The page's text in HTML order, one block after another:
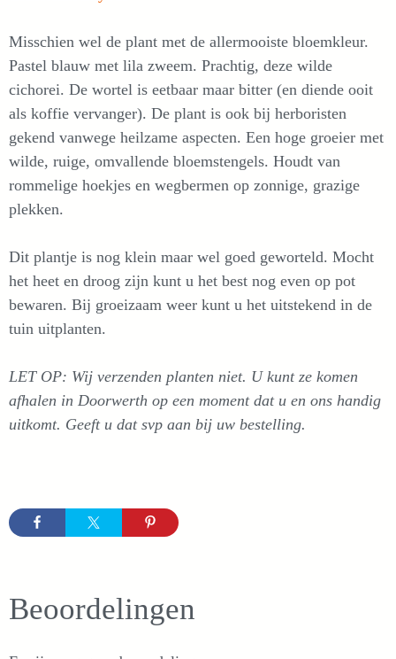
Misschien wel de plant met de allermooiste bloemkleur.
Pastel blauw met lila zweem. Prachtig, deze wilde
cichorei. De wortel is eetbaar maar bitter (en diende ooit
als koffie vervanger). De plant is ook bij herboristen
gekend vanwege heilzame aspecten. Een hoge groeier met
wilde, ruige, omvallende bloemstengels. Houdt van
rommelige hoekjes en wegbermen op zonnige, grazige
plekken.
Dit plantje is nog klein maar wel goed geworteld. Mocht
het heet en droog zijn kunt u het best nog even op pot
bewaren. Bij groeizaam weer kunt u het uitstekend in de
tuin uitplanten.
LET OP: Wij verzenden planten niet. U kunt ze komen
afhalen in Doorwerth op een moment dat u en ons handig
uitkomt. Geeft u dat svp aan bij uw bestelling.
Beoordelingen